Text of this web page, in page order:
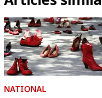
NATIONAL